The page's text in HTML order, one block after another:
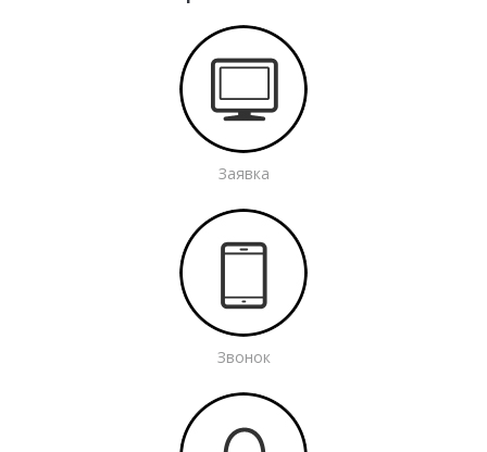
Заявка
Звонок